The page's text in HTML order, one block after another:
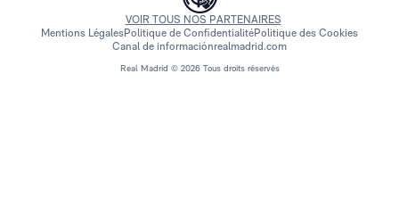
Real Madrid © 2026 Tous droits réservés
VOIR TOUS NOS PARTENAIRES
Mentions LégalesPolitique de ConfidentialitéPolitique des Cookies
Canal de informaciónrealmadrid.com